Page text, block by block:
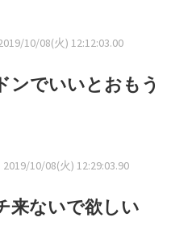
10/08(火) 12:12:03.00
ンでいいとおもう
10/08(火) 12:29:03.90
来ないで欲しい